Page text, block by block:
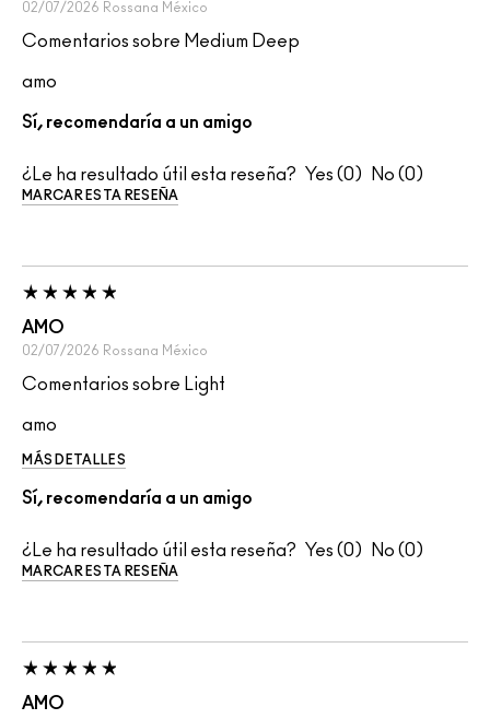
02/07/2026 Rossana México
Comentarios sobre Medium Deep
amo
Sí, recomendaría a un amigo
¿Le ha resultado útil esta reseña? 0 0
MARCAR ESTA RESEÑA
AMO
02/07/2026 Rossana México
Comentarios sobre Light
amo
MÁS DETALLES
Sí, recomendaría a un amigo
¿Le ha resultado útil esta reseña? 0 0
MARCAR ESTA RESEÑA
AMO